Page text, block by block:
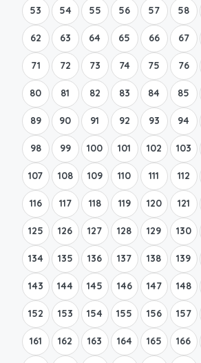
53 54 55 56 57 58
62 63 64 65 66 67
71 72 73 74 75 76
80 81 82 83 84 85
89 90 91 92 93 94
98 99 100 101 102 103
107 108 109 110 111 112
116 117 118 119 120 121
125 126 127 128 129 130
134 135 136 137 138 139
143 144 145 146 147 148
152 153 154 155 156 157
161 162 163 164 165 166